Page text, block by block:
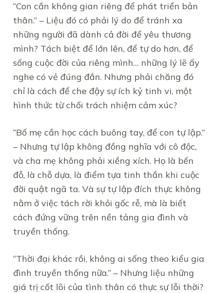
“Con cần không gian riêng để phát triển bản
thân.” – Liệu đó có phải lý do để tránh xa
những người đã dành cả đời để yêu thương
mình? Tách biệt để lớn lên, để tự do hơn, để
sống cuộc đời của riêng mình… những lý lẽ ấy
nghe có vẻ đúng đắn. Nhưng phải chăng đó
chỉ là cách để che đậy sự ích kỷ tinh vi, một
hình thức từ chối trách nhiệm cảm xúc?
“Bố mẹ cần học cách buông tay, để con tự lập.”
– Nhưng tự lập không đồng nghĩa với cô độc,
và cha mẹ không phải xiềng xích. Họ là bến
đỗ, là chỗ dựa, là điểm tựa tinh thần khi cuộc
đời quật ngã ta. Và sự tự lập đích thực không
nằm ở việc tách rời khỏi gốc rễ, mà là biết
cách đứng vững trên nền tảng gia đình và
truyền thống.
“Thời đại khác rồi, không ai sống theo kiểu gia
đình truyền thống nữa.” – Nhưng liệu những
giá trị cốt lõi của tình thân có thực sự lỗi thời?